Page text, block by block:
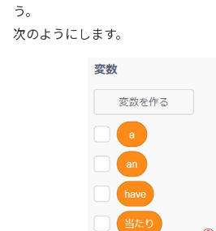
う。
次のようにします。